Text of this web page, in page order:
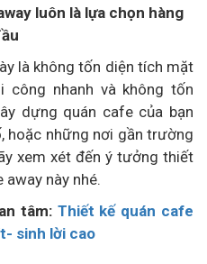
luôn là lựa chọn hàng
là không tốn diện tích mặt
công nhanh và không tốn
dựng quán cafe của bạn
hoặc những nơi gần trường
xem xét đến ý tưởng thiết
này nhé.
tâm: Thiết kế quán cafe
sinh lời cao